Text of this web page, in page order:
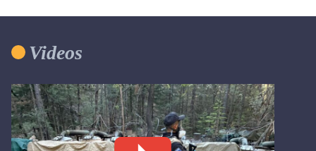
Videos